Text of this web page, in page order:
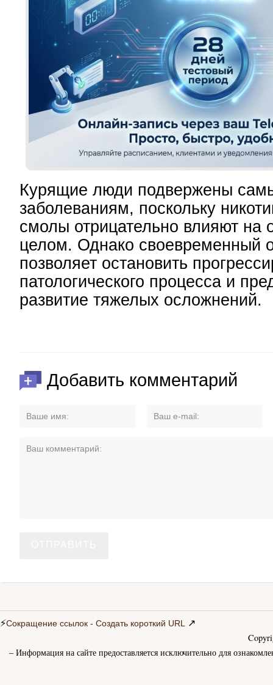
Курящие люди подвержены
заболеваниям, поскольку
смолы отрицательно влияют на
целом. Однако своевременный
позволяет остановить
патологического процесса и
развитие тяжелых осложнений.
Добавить комментарий
⚡Сокращение ссылок - Создать короткий URL ↗
– Информация на сайте предоставляется исключительно для